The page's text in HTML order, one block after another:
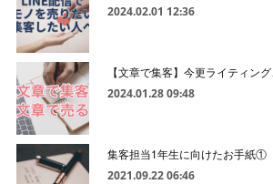
2024.02.01 12:36
【文章で集客】今更ライティン
2024.01.28 09:48
集客担当1年生に向けたお手紙①
2021.09.22 06:46